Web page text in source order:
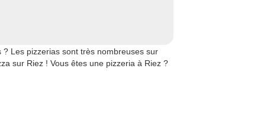
Les pizzerias sont très nombreuses sur
sur Riez ! Vous êtes une pizzeria à Riez ?